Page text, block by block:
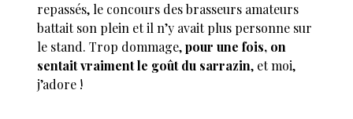
repassés, le concours des brasseurs amateurs
battait son plein et il n’y avait plus personne sur
le stand. Trop dommage,pour une fois, on
sentait vraiment le goût du sarrazin, et moi,
j’adore !